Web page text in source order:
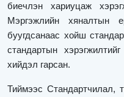
биечлэн хариуцаж
Мэргэжлийн хяналтын
буугдсанаас хойш
стандартын
хийдэл гарсан.
Тиймээс Стандартчилал,